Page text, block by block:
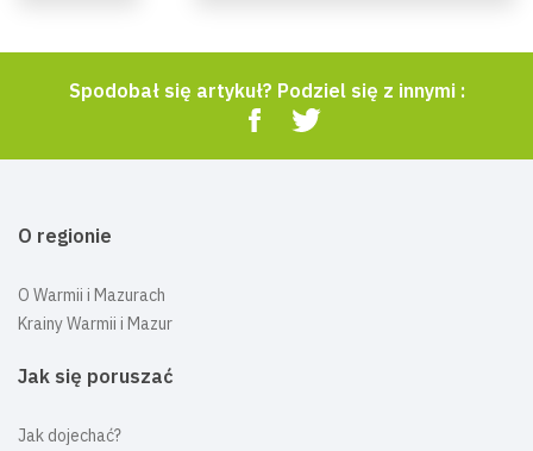
Spodobał się artykuł? Podziel się z innymi :
O regionie
O Warmii i Mazurach
Krainy Warmii i Mazur
Jak się poruszać
Jak dojechać?